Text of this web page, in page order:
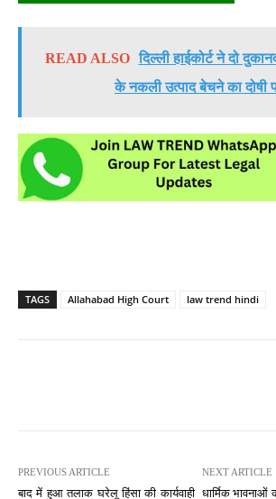
READ ALSO दिल्ली हाईकोर्ट ने दो
के नकली उत्पाद बेचने का दोषी
TAGS Allahabad High Court law trend hindi
PREVIOUS ARTICLE
बाद में हुआ तलाक घरेलू हिंसा की कार्यवाही
NEXT ARTICLE
धार्मिक